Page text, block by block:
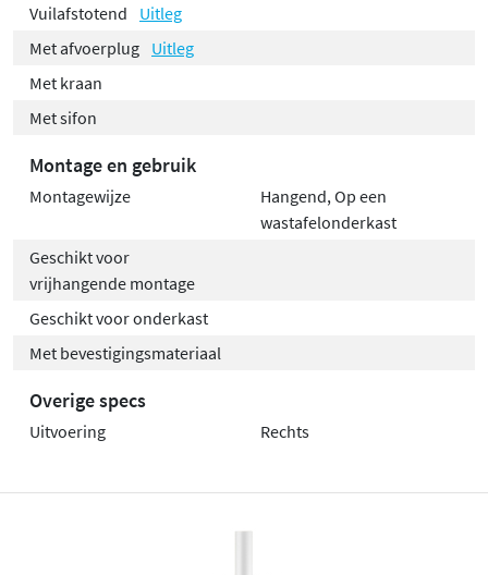
Vuilafstotend
Uitleg
Met afvoerplug Uitleg
Met kraan
Met sifon
Montage en gebruik
Montagewijze
Hangend, Op een
wastafelonderkast
Geschikt voor
vrijhangende montage
Geschikt voor onderkast
Met bevestigingsmateriaal
Overige specs
Uitvoering Rechts